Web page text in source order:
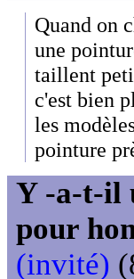
Quand on
une
taillent
c'est bien
les
pointure
Y -a-t-il
pour
(invité)